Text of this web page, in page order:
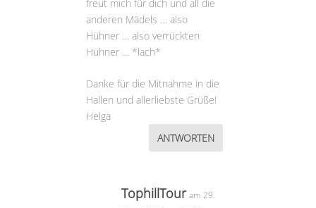
freut mich für dich und all die
anderen Mädels … also
Hühner … also verrückten
Hühner … *lach*
Danke für die Mitnahme in die
Hallen und allerliebste Grüße!
Helga
ANTWORTEN
TophillTour am 29.